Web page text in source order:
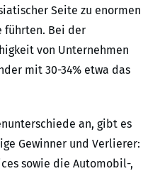
Seite zu enormen
führten. Bei der
von Unternehmen
mit 30-34% etwa das
an, gibt es
Gewinner und Verlierer:
sowie die Automobil-,